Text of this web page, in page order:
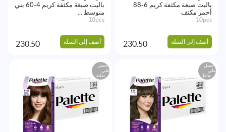
باليت صبغة مكثفة كريم 6-88
أحمر مكثف
10pcs
أضف إلى السلة 230.50
باليت صبغة مكثفة كريم 4-60 بني
متوسط ...
10pcs
أضف إلى السلة 230.50
احصل
على
نقاط
احصل
على
نقاط